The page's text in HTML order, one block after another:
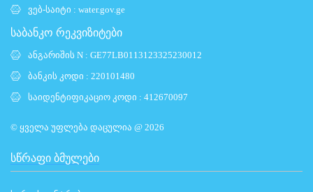
ვებ-საიტი : water.gov.ge
საბანკო რეკვიზიტები
ანგარიშის N : GE77LB0113123325230012
ბანკის კოდი : 220101480
საიდენტიფიკაციო კოდი : 412670097
© ყველა უფლება დაცულია @ 2026
ᲡᲬᲠᲐᲤᲘ ᲑᲛᲣᲚᲔᲑᲘ